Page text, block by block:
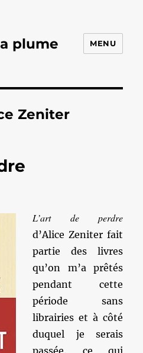
plume MENU
Zeniter
L’art de perdre
d’Alice Zeniter fait
partie des livres
qu’on m’a prêtés
pendant cette
période sans
librairies et à côté
duquel je serais
passée, ce qui